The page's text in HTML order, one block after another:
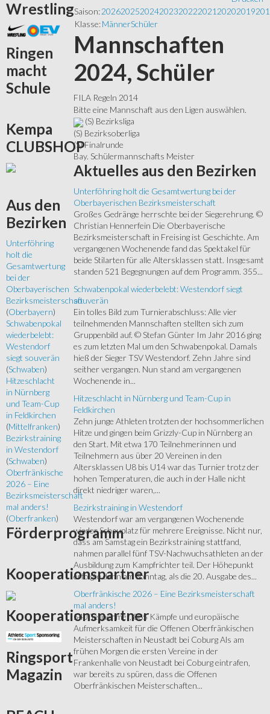
Saison:202620252024202320222021 20202019
Klasse:MännerSchüler
Mannschaften
2024, Schüler
FILA Regeln 2014
Bitte eine Mannschaft aus den Ligen auswählen.
(S) Bezirksliga
(S) Bezirksoberliga
(S) Finalrunde
Bay. Schülermannschafts Meister
Aktuelles aus den Bezirken
Unterföhring holt die Gesamtwertung bei der
Oberbayerischen Bezirksmeisterschaft
Großes Gedränge herrschte bei der Siegerehrung. ©
Christian Hennerfein Die Oberbayerische
Bezirksmeisterschaft in Freising ist Geschichte. Am
vergangenen Wochenende fand das Spektakel für
beide Stilarten für alle Altersklassen statt. Insgesamt
standen 521 Begegnungen auf dem Programm. 355...
Schwabenpokal wiederbelebt: Westendorf siegt
souverän
Ein tolles Bild zum Turnierabschluss: Alle vier
teilnehmenden Mannschaften stellten sich zum
Gruppenbild auf. © Stefan Günter Im Jahr 2016 ging
es zum letzten Mal um den Schwabenpokal. Damals
hieß der Sieger TSV Westendorf. Zehn Jahre sind
seither vergangen. Nun stand am vergangenen
Wochenende in...
Hitzeschlacht in Nürnberg und Team-Cup in
Feldkirchen
Zehn junge Athleten trotzten der hochsommerlichen
Hitze und gingen beim Grizzly-Cup in Nürnberg an
den Start. Mit etwa 170 Teilnehmerinnen und
Teilnehmern aus über 20 Vereinen in den
Altersklassen U8 bis U14 war das Turnier trotz der
hohen Temperaturen, die auch in der Halle nicht
direkt niedriger waren,...
Bezirkstraining in Westendorf
Westendorf war am vergangenen Wochenende
wieder Schauplatz für mehrere Ereignisse. Nicht nur,
dass am Samstag ein Bezirkstraining stattfand,
nahmen parallel fünf TSV-Nachwuchsathleten an der
Ausbildung zum Kampfrichter teil. Der Höhepunkt
erfolgte dann am Sonntag, als die 20. Ausgabe des...
Oberfränkische 2026 – Eine Bezirksmeisterschaft
mal anders!
540 Teilnehmer, 885 Kämpfe und europäische
Aufmerksamkeit für die Offenen Oberfränkischen
Meisterschaften in Neustadt bei Coburg Als am
frühen Morgen die ersten Vereine in der
Frankenhalle von Neustadt bei Coburg eintrafen,
war bereits zu spüren, dass die Offenen
Oberfränkischen Meisterschaften...
Wrestling
Ringen
macht
Schule
Kempa
CLUBSHOP
Aus den
Bezirken
Unterföhring
holt die
Gesamtwertung
bei der
Oberbayerischen
Bezirksmeisterschaft
(Oberbayern)
Schwabenpokal
wiederbelebt:
Westendorf
siegt souverän
(Schwaben)
Hitzeschlacht
in Nürnberg
und Team-Cup
in Feldkirchen
(Mittelfranken)
Bezirkstraining
in Westendorf
(Schwaben)
Oberfränkische
2026 – Eine
Bezirksmeisterschaft
mal anders!
(Oberfranken)
Förderprogramm
Kooperationspartner
Kooperationspartner
Ringsport
Magazin